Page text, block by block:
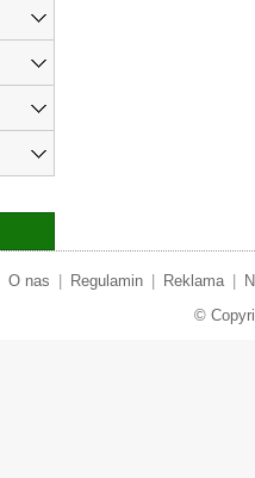
O nas Regulamin Reklama
©